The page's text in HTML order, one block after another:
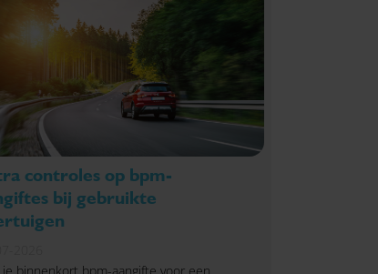
controles op bpm-
bij gebruikte